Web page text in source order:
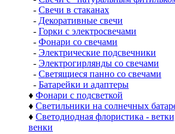
- Свечи в стаканах
- Декоративные свечи
- Горки с электросвечами
- Фонари со свечами
- Электрические подсвечники
- Электрогирлянды со свечами
- Светящиеся панно со свечами
- Батарейки и адаптеры
♦ Фонари с подсветкой
♦ Светильники на солнечных
♦ Светодиодная флористика -
венки